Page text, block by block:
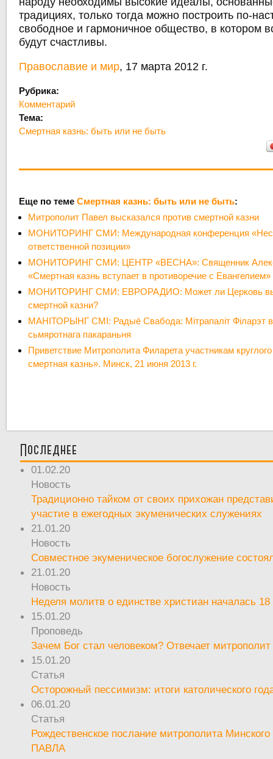
традициях, только тогда можно построить по-
свободное и гармоничное общество, в котором
будут счастливы.
Православие и мир, 17 марта 2012 г.
Рубрика:
Комментарий
Тема:
Смертная казнь: быть или не быть
Еще по темеСмертная казнь: быть или не быть:
Митрополит Павел высказался против смертной казни
МОНИТОРИНГ СМИ: Международная конференция
ответственной позиции»
МОНИТОРИНГ СМИ: ЦЕНТР «ВЕСНА»: Священник
«Cмертная казнь вступает в противоречие с Евангелием»
МОНИТОРИНГ СМИ: ЕВРОРАДИО: Может ли Церковь
смертной казни?
МАНІТОРЫНГ СМІ: Радыё Свабода: Мітрапаліт Філарэт
сьмяротнага пакараньня
Приветствие Митрополита Филарета участникам
смертная казнь». Минск, 21 июня 2013 г.
Последнее
01.02.20
Новость
Традиционно тайком от своих прихожан
участие в ежегодных экуменических служениях
21.01.20
Новость
Совместное экуменическое богослужение
21.01.20
Новость
Неделя молитв о единстве христиан началась 18
15.01.20
Проповедь
Зачем Бог стал человеком? Отвечает
15.01.20
Статья
Осторожный пессимизм: итоги католического
06.01.20
Статья
Рождественское послание митрополита Минского
ПАВЛА